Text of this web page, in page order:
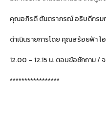
คุณอภิรดี ตันตราภรณ์ อธิบดีกรมก
ดำเนินรายการโดย คุณสร้อยฟ้า
12.00 – 12.15 น. ตอบข้อซักถาม /
*****************